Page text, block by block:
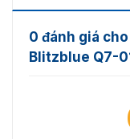
0 đánh giá
Blitzblue Q7-